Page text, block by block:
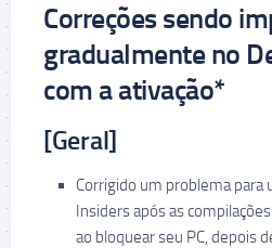
Correções sendo
gradualmente no
com a ativação*
[Geral]
Corrigido um problema
Insiders após as
ao bloquear seu PC, depois